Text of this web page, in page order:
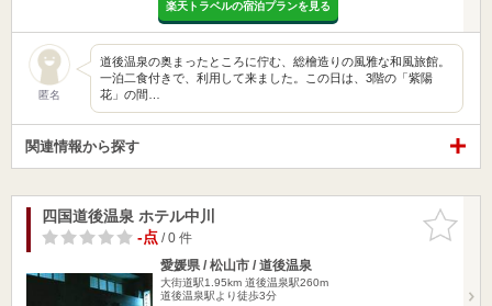
楽天トラベルの宿泊プランを見る
匿名
道後温泉の奥まったところに佇む、総檜造りの風雅な和風旅館。
一泊二食付きで、利用して来ました。この日は、3階の「紫陽
花」の間…
関連情報から探す
お気に入
りに追加
四国道後温泉 ホテル中川
-点/ 0 件
愛媛県 / 松山市 / 道後温泉
大街道駅1.95km 道後温泉駅260m
道後温泉駅より徒歩3分